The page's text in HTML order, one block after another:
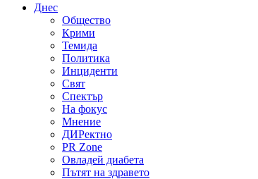
Днес
Общество
Крими
Темида
Политика
Инциденти
Свят
Спектър
На фокус
Мнение
ДИРектно
PR Zone
Овладей диабета
Пътят на здравето